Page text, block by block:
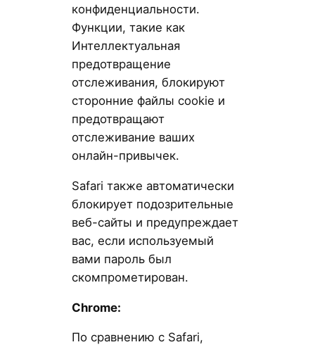
конфиденциальности.
Функции, такие как
Интеллектуальная
предотвращение
отслеживания, блокируют
сторонние файлы cookie и
предотвращают
отслеживание ваших
онлайн-привычек.
Safari также автоматически
блокирует подозрительные
веб-сайты и предупреждает
вас, если используемый
вами пароль был
скомпрометирован.
Chrome:
По сравнению с Safari,